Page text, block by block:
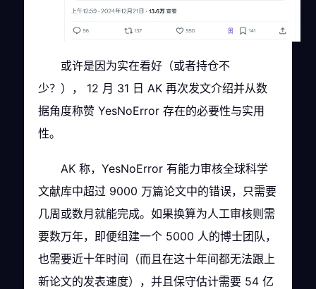
或许是因为实在看好（或者持仓不
少？）， 12 月 31 日 AK 再次发文介绍并从数
据角度称赞 YesNoError 存在的必要性与实用
性。
AK 称，YesNoError 有能力审核全球科学
文献库中超过 9000 万篇论文中的错误，只需要
几周或数月就能完成。如果换算为人工审核则需
要数万年，即便组建一个 5000 人的博士团队，
也需要近十年时间（而且在这十年间都无法跟上
新论文的发表速度），并且保守估计需要 54 亿